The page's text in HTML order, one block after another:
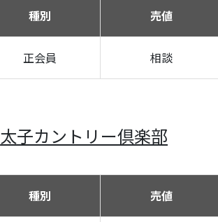
種別 売値
正会員 相談
太子カントリー倶楽部
種別 売値